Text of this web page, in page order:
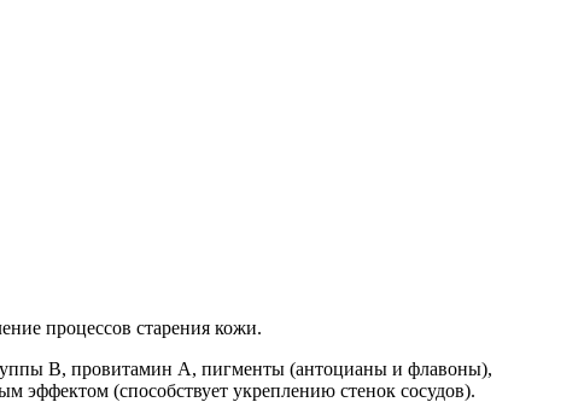
процессов старения кожи.
В, провитамин А, пигменты (антоцианы и флавоны),
эффектом (способствует укреплению стенок сосудов).